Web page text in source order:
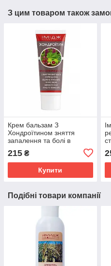
З цим товаром також
Крем бальзам З
Хондроїтином зняття
запалення та болі в
суглобах, м'язах і хребті
Імідж Лабораторія
215 ₴
Купити
Подібні товари компанії